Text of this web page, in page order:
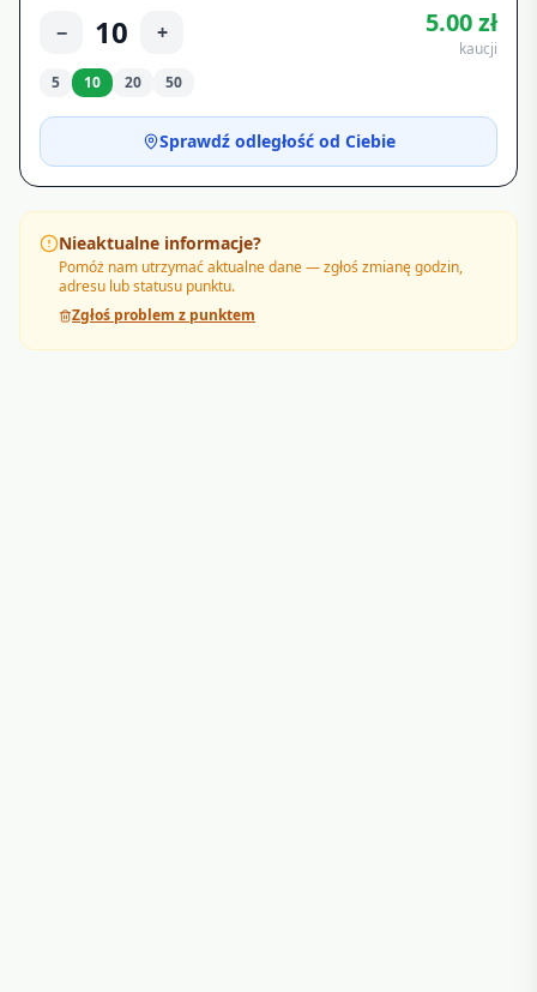
− 10 + 5.00zł
kaucji
5
10 20 50
Sprawdź odległość od Ciebie
Nieaktualne informacje?
Pomóż nam utrzymać aktualne dane — zgłoś zmianę godzin,
adresu lub statusu punktu.
Zgłoś problem z punktem